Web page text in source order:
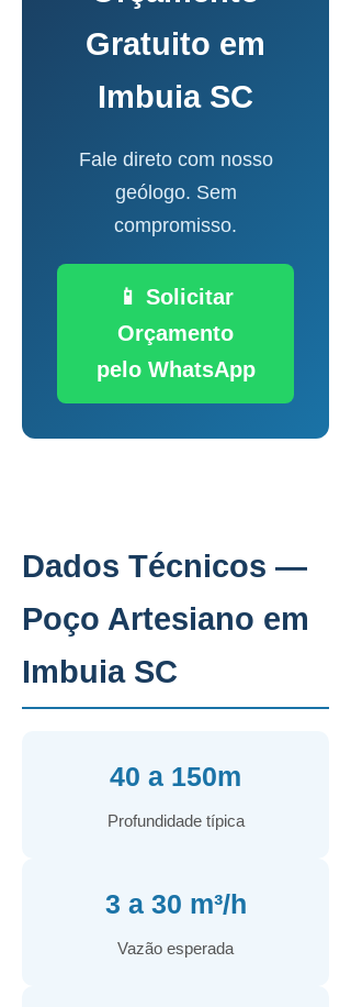
Gratuito em
Imbuia SC
Fale direto com nosso
geólogo. Sem
compromisso.
📱 Solicitar
Orçamento
pelo WhatsApp
Dados Técnicos —
Poço Artesiano em
Imbuia SC
40 a 150m
Profundidade típica
3 a 30 m³/h
Vazão esperada